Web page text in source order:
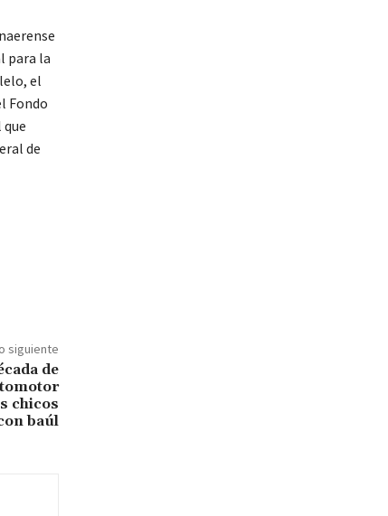
para la
el
Fondo
de
siguiente
de
chicos
baúl